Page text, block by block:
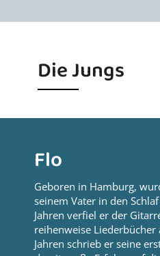
Die Jungs
Flo
Geboren in Hamburg,
seinem Vater in den
Jahren verfiel er der
reihenweise
Jahren schrieb er seine